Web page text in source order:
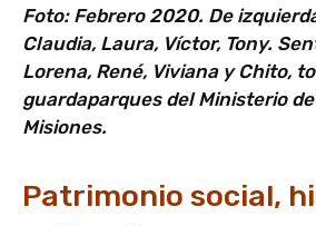
Foto: Febrero 2020. De
Claudia, Laura, Víctor, Tony.
Lorena, René, Viviana y Chito,
guardaparques del Ministerio
Misiones.
Patrimonio social,